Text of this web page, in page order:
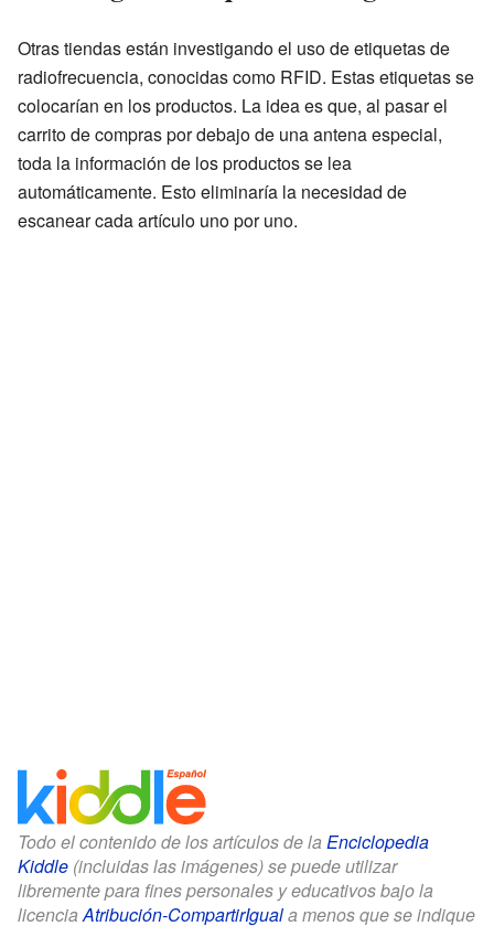
Otras tiendas están investigando el uso de etiquetas de
radiofrecuencia, conocidas como RFID. Estas etiquetas se
colocarían en los productos. La idea es que, al pasar el
carrito de compras por debajo de una antena especial,
toda la información de los productos se lea
automáticamente. Esto eliminaría la necesidad de
escanear cada artículo uno por uno.
Todo el contenido de los artículos de la Enciclopedia
Kiddle (incluidas las imágenes) se puede utilizar
libremente para fines personales y educativos bajo la
licenciaAtribución-CompartirIguala menos que se indique